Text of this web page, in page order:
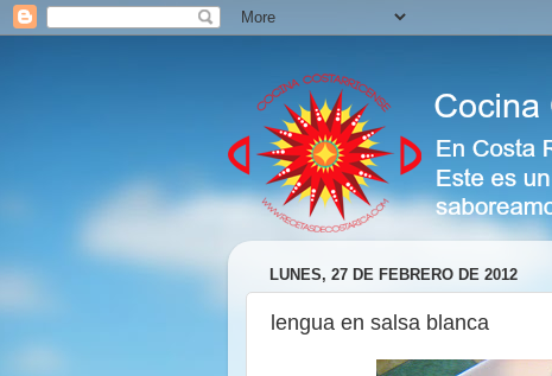
LUNES, 27 DE FEBRERO DE 2012
lengua en salsa blanca